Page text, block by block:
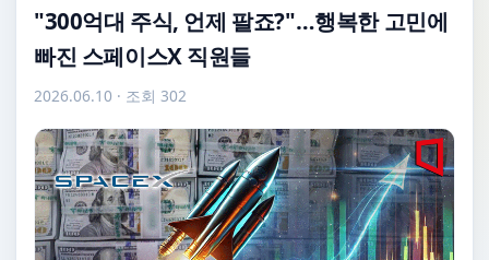
"300억대 주식, 언제 팔죠?"…행복한 고민에
빠진 스페이스X 직원들
2026.06.10 · 조회 302